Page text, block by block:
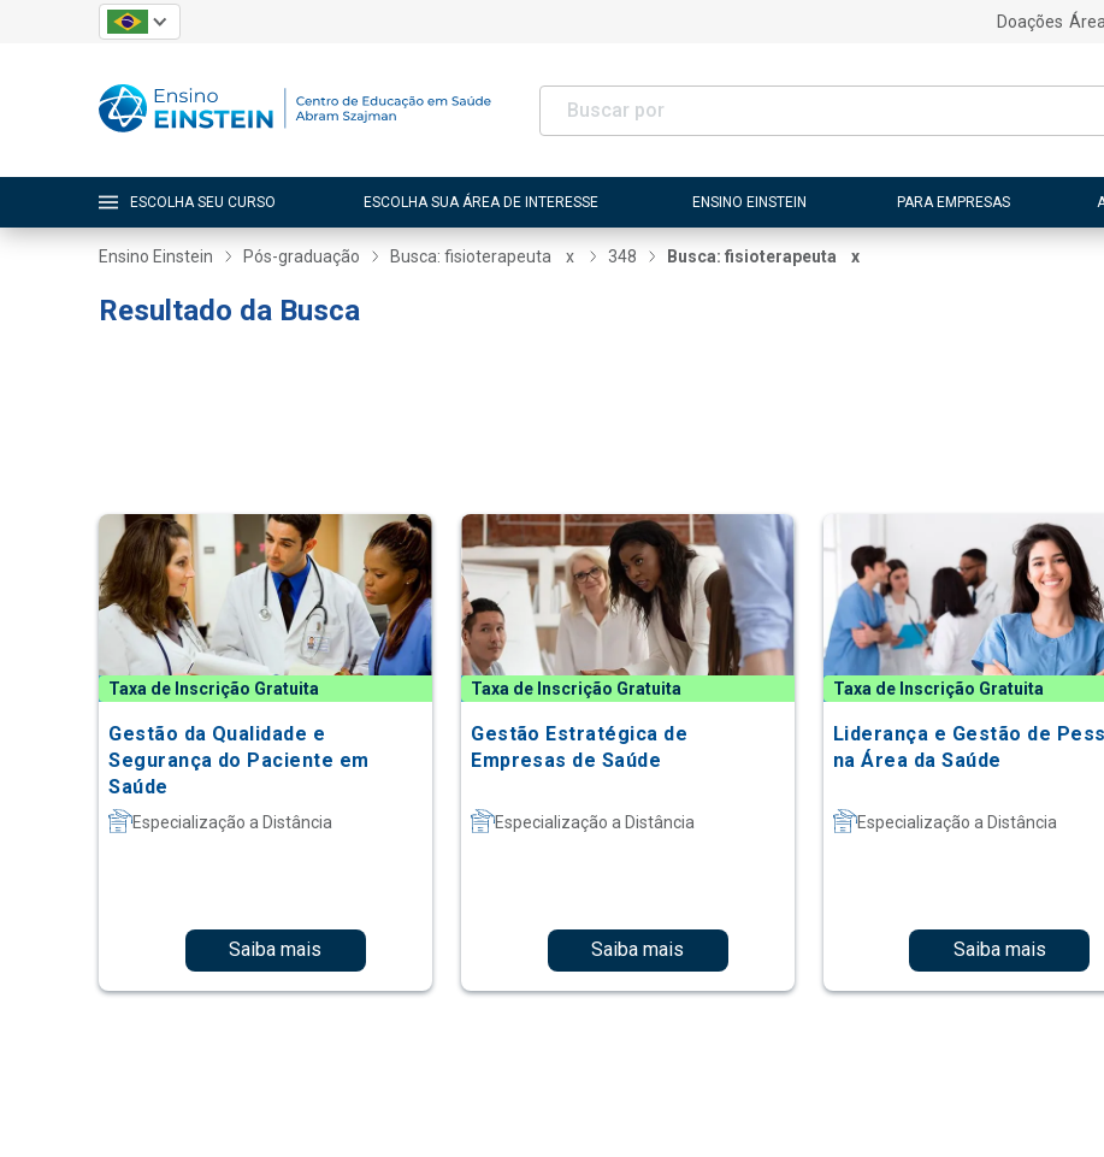
Doações
ESCOLHA SEU CURSO ESCOLHA SUA ÁREA DE INTERESSE ENSINO EINSTEIN PARA EMPRESAS
Ensino Einstein Pós-graduação Busca: fisioterapeuta x 348 Busca: fisioterapeuta x
Resultado da Busca
Taxa de Inscrição Gratuita
Gestão da Qualidade e
Segurança do Paciente em
Saúde
Especialização a Distância
Saiba mais
Taxa de Inscrição Gratuita
Gestão Estratégica de
Empresas de Saúde
Especialização a Distância
Saiba mais
Taxa de Inscrição Gratuita
Liderança e Gestão de
na Área da Saúde
Especialização a Distância
Saiba mais